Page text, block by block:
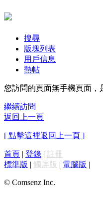
搜尋
版塊列表
用戶信息
熱帖
您訪問的頁面無手機頁面，
繼續訪問
返回上一頁
[ 點擊這裡返回上一頁 ]
首頁 | 登錄 | 註冊
標準版 | 觸屏版 | 電腦版 |
© Comsenz Inc.